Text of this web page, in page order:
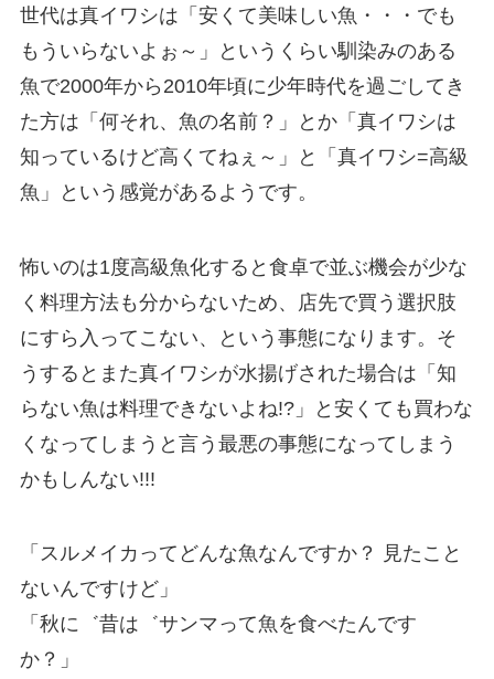
世代は真イワシは「安くて美味しい魚・・・でも
もういらないよぉ～」というくらい馴染みのある
魚で2000年から2010年頃に少年時代を過ごしてき
た方は「何それ、魚の名前？」とか「真イワシは
知っているけど高くてねぇ～」と「真イワシ=高級
魚」という感覚があるようです。
怖いのは1度高級魚化すると食卓で並ぶ機会が少な
く料理方法も分からないため、店先で買う選択肢
にすら入ってこない、という事態になります。そ
うするとまた真イワシが水揚げされた場合は「知
らない魚は料理できないよね!?」と安くても買わな
くなってしまうと言う最悪の事態になってしまう
かもしんない!!!
「スルメイカってどんな魚なんですか？ 見たこと
ないんですけど」
「秋に゛昔は゛サンマって魚を食べたんです
か？」